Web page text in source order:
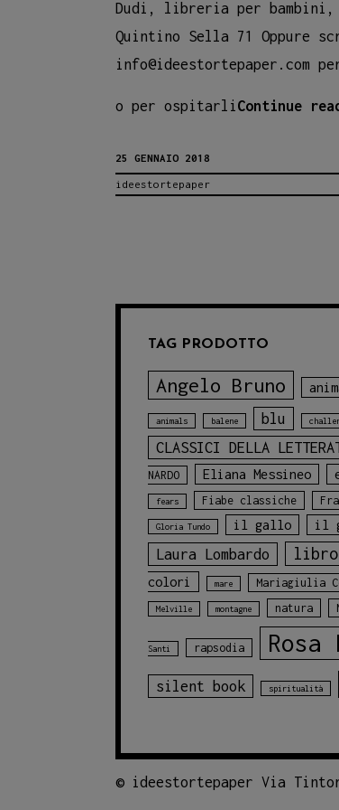
Dudi, libreria per bambini,
Quintino Sella 71 Oppure
info@ideestortepaper.com
o per ospitarli Continue
25 GENNAIO 2018
ideestortepaper
TAG PRODOTTO
Angelo Bruno
animals balene blu
CLASSICI DELLA
NARDO
Eliana Messineo
fears Fiabe classiche
Gloria Tundo il gallo il
Laura Lombardo
colori
mare Mariagiulia
Melville montagne natura
Santi rapsodia Rosa
silent book spiritualità
© ideestortepaper Via Tintori